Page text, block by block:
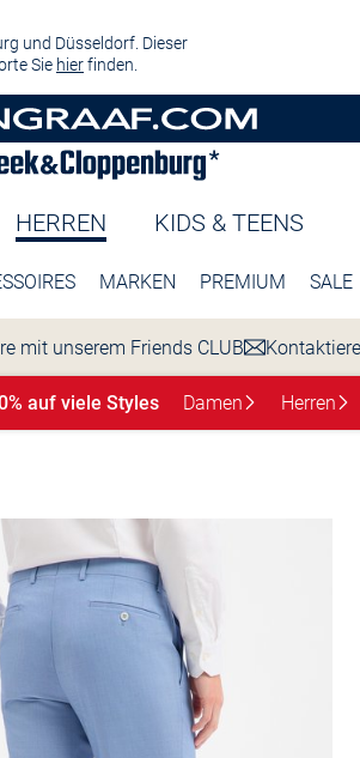
und Düsseldorf. Dieser
Sie hierfinden.
HERREN KIDS & TEENS
MARKEN PREMIUM SALE
mit unserem Friends CLUB
auf viele Styles Damen Herren